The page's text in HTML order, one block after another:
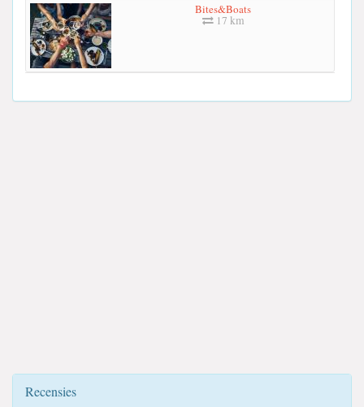
Bites&Boats
17 km
Recensies